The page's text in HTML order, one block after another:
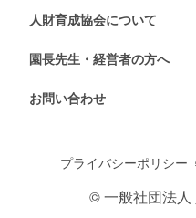
人財育成協会について
園長先生・経営者の方へ
お問い合わせ
プライバシーポリシー
© 一般社団法人